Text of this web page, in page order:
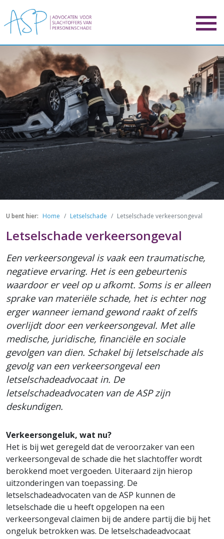
Home Letselschade Letselschade verkeersongeval
Letselschade verkeersongeval
Een verkeersongeval is vaak een traumatische,
negatieve ervaring. Het is een gebeurtenis
waardoor er veel op u afkomt. Soms is er alleen
sprake van materiële schade, het is echter nog
erger wanneer iemand gewond raakt of zelfs
overlijdt door een verkeersongeval. Met alle
medische, juridische, financiële en sociale
gevolgen van dien. Schakel bij letselschade als
gevolg van een verkeersongeval een
letselschadeadvocaat in. De
letselschadeadvocaten van de ASP zijn
deskundigen.
Verkeersongeluk, wat nu?
Het is bij wet geregeld dat de veroorzaker van een
verkeersongeval de schade die het slachtoffer wordt
berokkend moet vergoeden. Uiteraard zijn hierop
uitzonderingen van toepassing. De
letselschadeadvocaten van de ASP kunnen de
letselschade die u heeft opgelopen na een
verkeersongeval claimen bij de andere partij die bij het
ongeluk betrokken was. De letselschadeadvocaat